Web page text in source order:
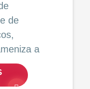
de
a